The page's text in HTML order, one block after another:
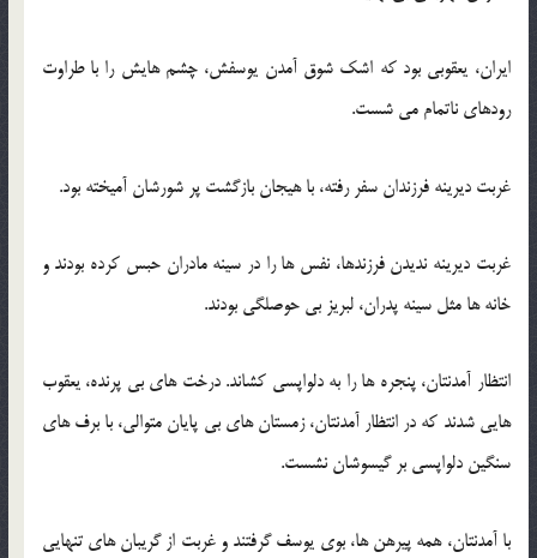
ایران، یعقوبی بود که اشک شوق آمدن یوسفش، چشم هایش را با طراوت
رودهای ناتمام می شست.
غربت دیرینه فرزندان سفر رفته، با هیجان بازگشت پر شورشان آمیخته بود.
غربت دیرینه ندیدن فرزندها، نفس ها را در سینه مادران حبس کرده بودند و
خانه ها مثل سینه پدران، لبریز بی حوصلگی بودند.
انتظار آمدنتان، پنجره ها را به دلواپسی کشاند. درخت های بی پرنده، یعقوب
هایی شدند که در انتظار آمدنتان، زمستان های بی پایان متوالی، با برف های
سنگین دلواپسی بر گیسوشان نشست.
با آمدنتان، همه پیرهن ها، بوی یوسف گرفتند و غربت از گریبان های تنهایی